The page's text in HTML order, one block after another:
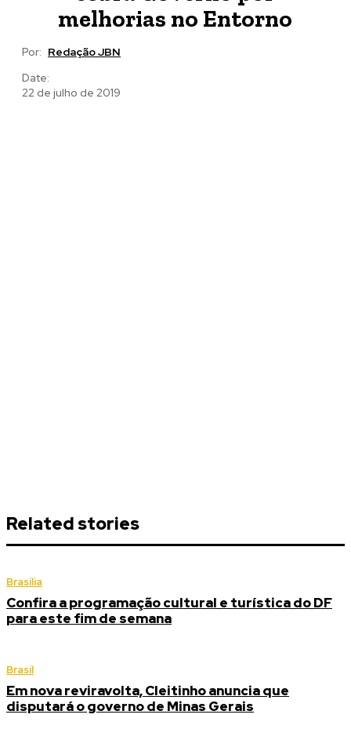
melhorias no Entorno
Por: Redação JBN
Date:
22 de julho de 2019
Related stories
Brasília
Confira a programação cultural e turística do DF
para este fim de semana
Brasil
Em nova reviravolta, Cleitinho anuncia que
disputará o governo de Minas Gerais